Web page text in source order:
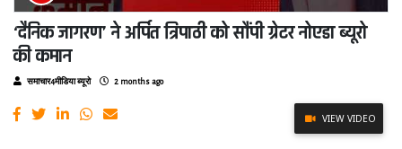
‘दैनिक जागरण’ ने अर्पित त्रिपाठी को सौंपी ग्रेटर नोएडा ब्यूरो
की कमान
समाचार4मीडिया ब्यूरो 2 months ago
VIEW VIDEO